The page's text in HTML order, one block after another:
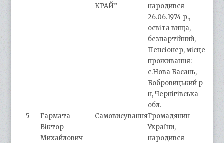
КРАЙ”
народився
26.06.1974 р.,
освіта вища,
безпартійний,
Пенсіонер, місце
проживання:
с.Нова Басань,
Бобровицький р-
н, Чернігівська
обл.
5
Гармата
Віктор
Михайлович
СамовисуванняГромадянин
України,
народився